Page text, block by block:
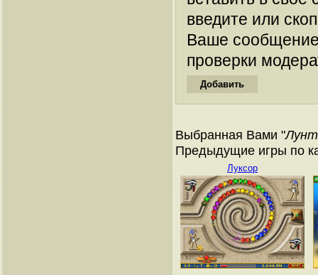
введите или
Ваше
проверки
Выбранная Вами "
Предыдущие игры по
Луксор